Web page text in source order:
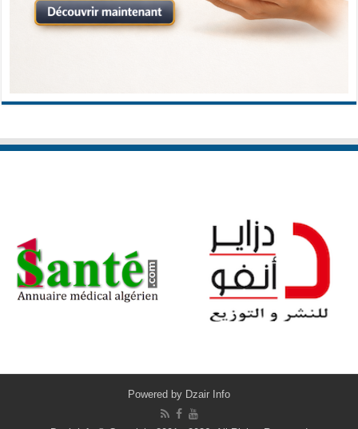
Powered by Dzair Info